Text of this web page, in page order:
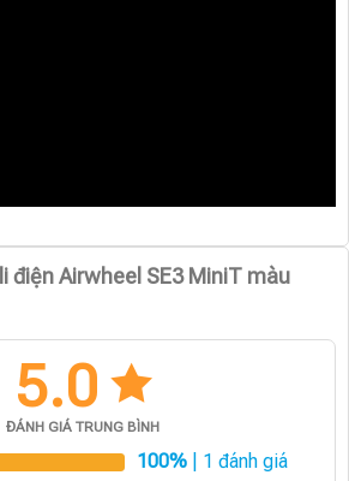
điện Airwheel SE3 MiniT màu
5.0
ĐÁNH GIÁ TRUNG BÌNH
100% | 1 đánh giá